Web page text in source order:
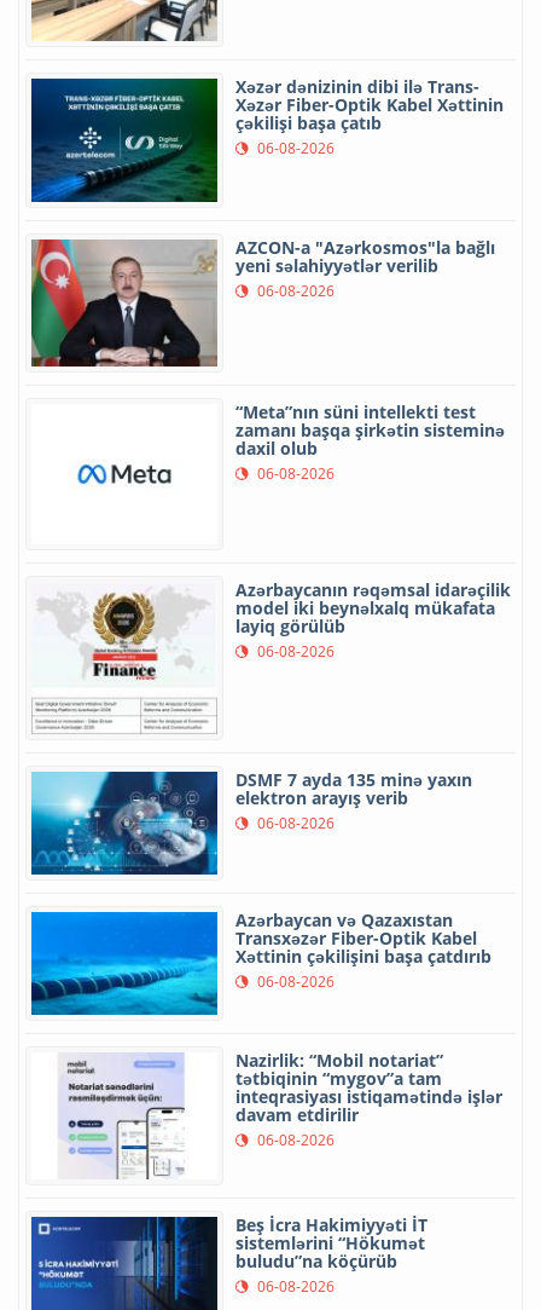
Xəzər dənizinin dibi ilə Trans-
Xəzər Fiber-Optik Kabel Xəttinin
çəkilişi başa çatıb
06-08-2026
AZCON-a "Azərkosmos"la bağlı
yeni səlahiyyətlər verilib
06-08-2026
“Meta”nın süni intellekti test
zamanı başqa şirkətin sisteminə
daxil olub
06-08-2026
Azərbaycanın rəqəmsal idarəçilik
model iki beynəlxalq mükafata
layiq görülüb
06-08-2026
DSMF 7 ayda 135 minə yaxın
elektron arayış verib
06-08-2026
Azərbaycan və Qazaxıstan
Transxəzər Fiber-Optik Kabel
Xəttinin çəkilişini başa çatdırıb
06-08-2026
Nazirlik: “Mobil notariat”
tətbiqinin “mygov”a tam
inteqrasiyası istiqamətində işlər
davam etdirilir
06-08-2026
Beş İcra Hakimiyyəti İT
sistemlərini “Hökumət
buludu”na köçürüb
06-08-2026